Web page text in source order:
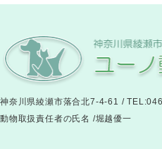
神奈川県綾瀬市落合北7-4-61 /
動物取扱責任者の氏名 /堀越優一